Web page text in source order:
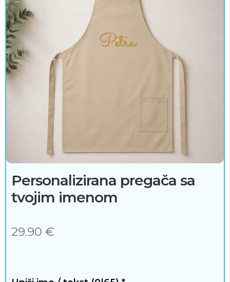
O
d
e
ć
a
i
o
Personalizirana pregača sa
tvojim imenom
29.90 €